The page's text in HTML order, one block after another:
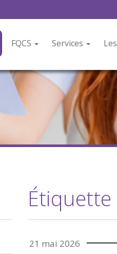
FQCS Services
Étiquette
21 mai 2026